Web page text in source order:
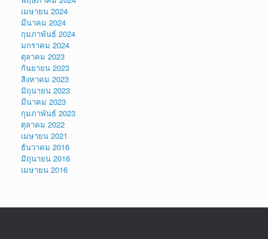
เมษายน 2024
มีนาคม 2024
กุมภาพันธ์ 2024
มกราคม 2024
ตุลาคม 2023
กันยายน 2023
สิงหาคม 2023
มิถุนายน 2023
มีนาคม 2023
กุมภาพันธ์ 2023
ตุลาคม 2022
เมษายน 2021
ธันวาคม 2016
มิถุนายน 2016
เมษายน 2016